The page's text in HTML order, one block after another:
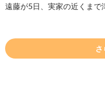
遠藤が5日、実家の近くま